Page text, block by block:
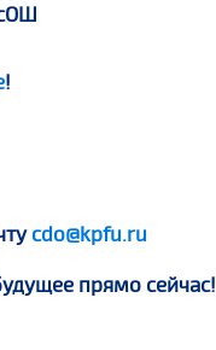
!
cdo@kpfu.ru
прямо сейчас!